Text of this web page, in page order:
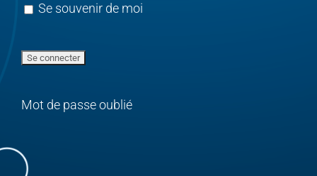
Se souvenir de moi
Mot de passe oublié